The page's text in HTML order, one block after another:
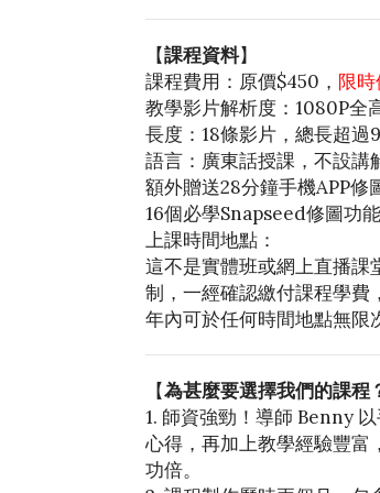
【課程資料】
課程費用：原價$450， 限時
教學影片解析度：1080P全
長度：18條影片，總長超過
語言：廣東話授課，不設講
額外贈送28分鐘手機APP修
16個必學Snapseed修圖功
上課時間地點：
這不是實體班或網上直播課
制，一經確認繳付課程學費
年內可於任何時間地點無限
【為甚麼要選擇我們的課程
1. 師資強勁！導師 Benny
心得，再加上教學經驗豐
功倍。